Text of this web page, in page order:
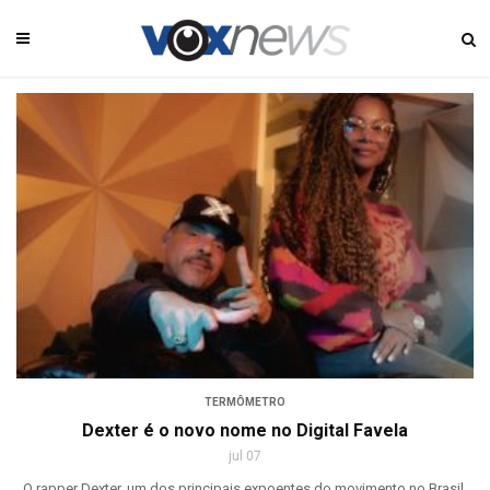
TERMÔMETRO
Dexter é o novo nome no Digital Favela
jul 07